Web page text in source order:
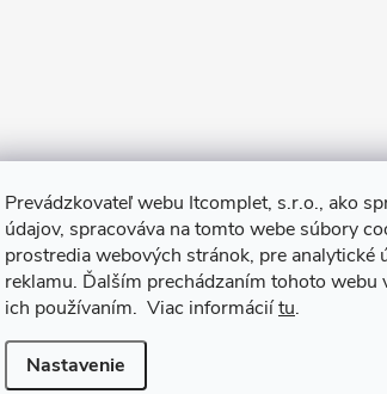
Prevádzkovateľ webu Itcomplet, s.r.o., ako
údajov, spracováva na tomto webe súbory
prostredia webových stránok, pre analytické
reklamu. Ďalším prechádzaním tohoto webu
ich používaním. Viac informáciítu.
Nastavenie
Upraviť nastavenie cookies